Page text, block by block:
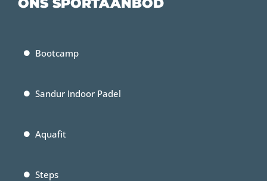
Bootcamp
Sandur Indoor Padel
Aquafit
Steps